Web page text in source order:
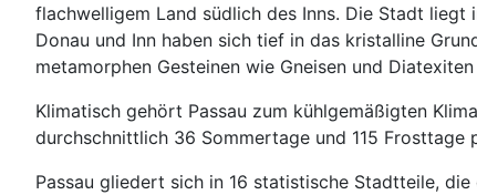
flachwelligem Land südlich des Inns. Die Stadt liegt
Donau und Inn haben sich tief in das kristalline
metamorphen Gesteinen wie Gneisen und
Klimatisch gehört Passau zum kühlgemäßigten
durchschnittlich 36 Sommertage und 115 Frosttage
Passau gliedert sich in 16 statistische Stadtteile,